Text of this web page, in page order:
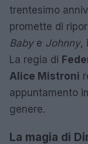
trentesimo
promette di
Babye Johnny,
La regia di
Alice Mistroni
appuntamento
genere.
La magia di